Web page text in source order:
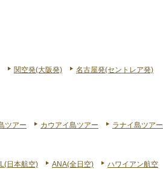
関空発(大阪発) 名古屋発(セントレア発)
ツアー カウアイ島ツアー
ラナイ島ツアー
日本航空) ANA(全日空) ハワイアン航空